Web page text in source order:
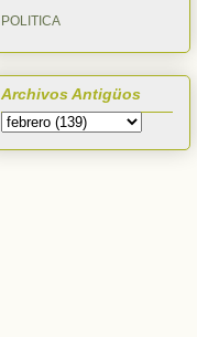
POLITICA
Archivos Antigüos